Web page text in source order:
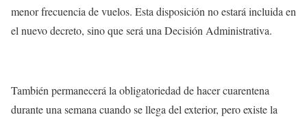
menor frecuencia de vuelos. Esta disposición no estará incluida en
el nuevo decreto, sino que será una Decisión Administrativa.
También permanecerá la obligatoriedad de hacer cuarentena
durante una semana cuando se llega del exterior, pero existe la